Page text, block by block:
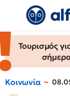
Τουρισμός
Κοινωνία